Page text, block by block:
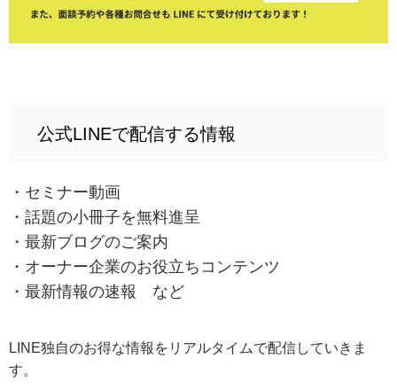
公式LINEで配信する情報
・セミナー動画
・話題の小冊子を無料進呈
・最新ブログのご案内
・オーナー企業のお役立ちコンテンツ
・最新情報の速報 など
LINE独自のお得な情報をリアルタイムで配信していきま
す。